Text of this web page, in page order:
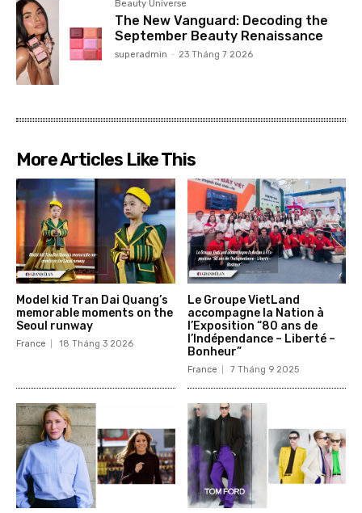
Beauty Universe
The New Vanguard: Decoding the
September Beauty Renaissance
superadmin - 23 Tháng 7 2026
More Articles Like This
Model kid Tran Dai Quang’s
memorable moments on the
Seoul runway
France 18 Tháng 3 2026
Le Groupe VietLand
accompagne la Nation à
l’Exposition “80 ans de
l’Indépendance – Liberté –
Bonheur”
France 7 Tháng 9 2025